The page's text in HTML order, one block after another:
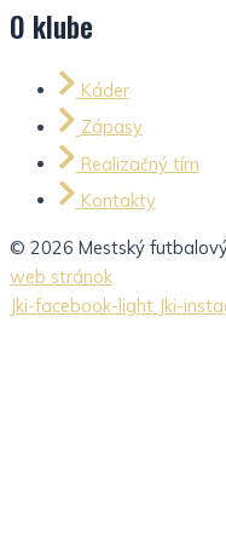
O klube
Káder
Zápasy
Realizačný tím
Kontakty
© 2026 Mestský
web stránok
Jki-facebook-light Jki-